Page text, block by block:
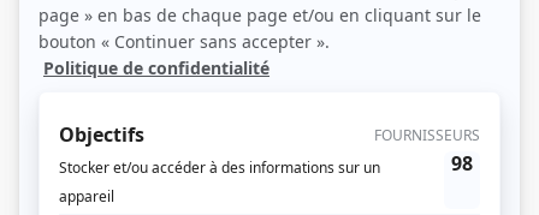
Hélène Gedalof
Textes
Musique